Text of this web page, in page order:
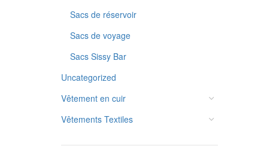
Sacs de réservoir
Sacs de voyage
Sacs Sissy Bar
Uncategorized
Vêtement en cuir
Vêtements Textiles